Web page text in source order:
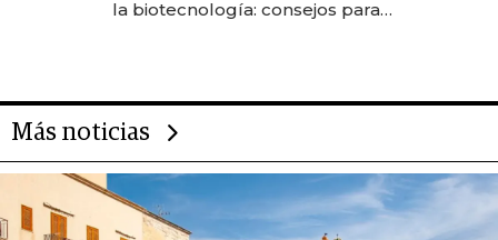
la biotecnología: consejos para
Más noticias